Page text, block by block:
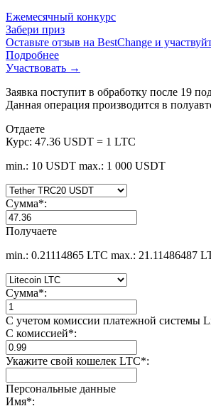
Ежемесячный конкурс
Забери приз
Оставьте отзыв на BestChange и
Подробнее
Участвовать →
Заявка поступит в обработку после 19
Данная операция производится в
Отдаете
Курс: 47.36 USDT = 1 LTC
min.: 10 USDT max.: 1 000 USDT
Сумма*:
Получаете
min.: 0.21114865 LTC max.: 21.11486487
Сумма*:
С учетом комиссии платежной системы
С комиссией*:
Укажите свой кошелек LTC*:
Персональные данные
Имя*: